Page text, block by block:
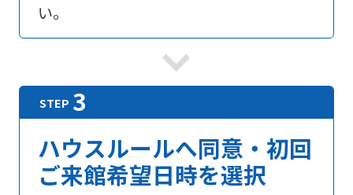
い。
ハウスルールへ同意・初回
ご来館希望日時を選択
For
foreigners